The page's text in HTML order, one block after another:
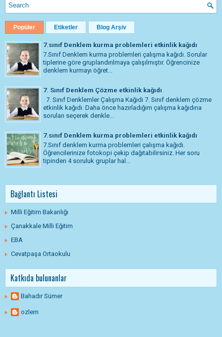
Popüler Etiketler Blog Arşiv
7.sınıf Denklem kurma problemleri etkinlik kağıdı
7.Sınıf Denklem kurma problemleri çalışma kağıdı. Sorular
tiplerine göre gruplandırılmaya çalışılmıştır. Öğrencinize
denklem kurmayı öğret...
7. Sınıf Denklem Çözme etkinlik kağıdı
7. Sınıf Denklemler Çalışma Kağıdı 7. Sınıf denklem çözme
etkinlik kağıdı. Daha önce hazırladığım çalışma kağıdına
soruları seçerek denkle...
7.sınıf Denklem kurma problemleri etkinlik kağıdı
7.Sınıf denklem kurma problemleri çalışma kağıdı.
Öğrencilerinize fotokopi çekip dağıtabilirsiniz. Her soru
tipinden 4 soruluk gruplar hal...
Bağlantı Listesi
Milli Eğitim Bakanlığı
Çanakkale Milli Eğitim
EBA
Cevatpaşa Ortaokulu
Katkıda bulunanlar
Bahadır Sümer
ozlem